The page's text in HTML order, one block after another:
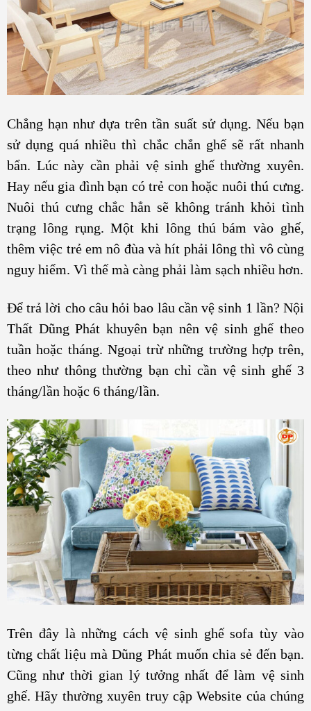
Chẳng hạn như dựa trên tần suất sử dụng. Nếu bạn
sử dụng quá nhiều thì chắc chắn ghế sẽ rất nhanh
bẩn. Lúc này cần phải vệ sinh ghế thường xuyên.
Hay nếu gia đình bạn có trẻ con hoặc nuôi thú cưng.
Nuôi thú cưng chắc hẳn sẽ không tránh khỏi tình
trạng lông rụng. Một khi lông thú bám vào ghế,
thêm việc trẻ em nô đùa và hít phải lông thì vô cùng
nguy hiểm. Vì thế mà càng phải làm sạch nhiều hơn.
Để trả lời cho câu hỏi bao lâu cần vệ sinh 1 lần? Nội
Thất Dũng Phát khuyên bạn nên vệ sinh ghế theo
tuần hoặc tháng. Ngoại trừ những trường hợp trên,
theo như thông thường bạn chỉ cần vệ sinh ghế 3
tháng/lần hoặc 6 tháng/lần.
Trên đây là những cách vệ sinh ghế sofa tùy vào
từng chất liệu mà Dũng Phát muốn chia sẻ đến bạn.
Cũng như thời gian lý tưởng nhất để làm vệ sinh
ghế. Hãy thường xuyên truy cập Website của chúng